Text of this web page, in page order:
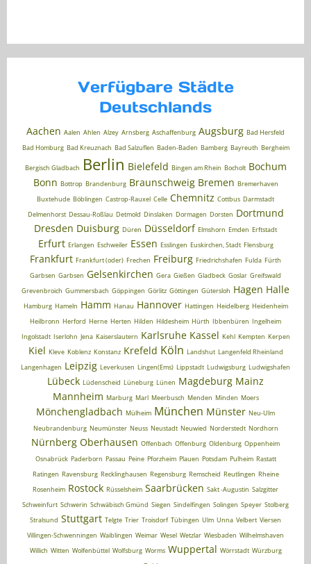
Verfügbare Städte
Deutschlands
Aachen Aalen Ahlen Alzey Arnsberg Aschaffenburg Augsburg Bad Hersfeld
Bad Homburg Bad Kreuznach Bad Salzuflen Baden-Baden Bamberg Bayreuth Bergheim
Bergisch Gladbach Berlin Bielefeld Bingen am Rhein Bocholt Bochum
Bonn Bottrop Brandenburg Braunschweig Bremen Bremerhaven
Buxtehude Böblingen Castrop-Rauxel Celle Chemnitz Cottbus Darmstadt
Delmenhorst Dessau-Roßlau Detmold Dinslaken Dormagen Dorsten Dortmund
Dresden Duisburg Düren Düsseldorf Elmshorn Emden Erftstadt
Erfurt Erlangen Eschweiler Essen Esslingen Euskirchen, Stadt Flensburg
Frankfurt Frankfurt (oder) Frechen Freiburg Friedrichshafen Fulda Fürth
Garbsen Garbsen Gelsenkirchen Gera Gießen Gladbeck Goslar Greifswald
Grevenbroich Gummersbach Göppingen Görlitz Göttingen Gütersloh Hagen Halle
Hamburg Hameln Hamm Hanau Hannover Hattingen Heidelberg Heidenheim
Heilbronn Herford Herne Herten Hilden Hildesheim Hürth Ibbenbüren Ingelheim
Ingolstadt Iserlohn Jena Kaiserslautern Karlsruhe Kassel Kehl Kempten Kerpen
Kiel Kleve Koblenz Konstanz Krefeld Köln Landshut Langenfeld Rheinland
Langenhagen Leipzig Leverkusen Lingen(Ems) Lippstadt Ludwigsburg Ludwigshafen
Lübeck Lüdenscheid Lüneburg Lünen Magdeburg Mainz
Mannheim Marburg Marl Meerbusch Menden Minden Moers
Mönchengladbach Mülheim München Münster Neu-Ulm
Neubrandenburg Neumünster Neuss Neustadt Neuwied Norderstedt Nordhorn
Nürnberg Oberhausen Offenbach Offenburg Oldenburg Oppenheim
Osnabrück Paderborn Passau Peine Pforzheim Plauen Potsdam Pulheim Rastatt
Ratingen Ravensburg Recklinghausen Regensburg Remscheid Reutlingen Rheine
Rosenheim Rostock Rüsselsheim Saarbrücken Sakt -Augustin Salzgitter
Schweinfurt Schwerin Schwäbisch Gmünd Siegen Sindelfingen Solingen Speyer Stolberg
Stralsund Stuttgart Telgte Trier Troisdorf Tübingen Ulm Unna Velbert Viersen
Villingen-Schwenningen Waiblingen Weimar Wesel Wetzlar Wiesbaden Wilhelmshaven
Willich Witten Wolfenbüttel Wolfsburg Worms Wuppertal Wörrstadt Würzburg